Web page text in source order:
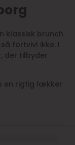
klassisk brunch
fortvivl ikke. I
der tilbyder
en rigtig lækker